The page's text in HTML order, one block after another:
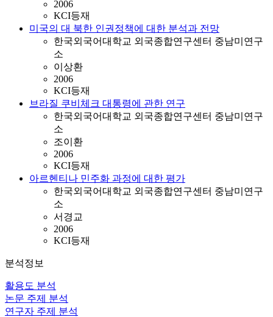
2006
KCI등재
미국의 대 북한 인권정책에 대한 분석과 전망
한국외국어대학교 외국종합연구센터 중남미연구
소
이상환
2006
KCI등재
브라질 쿠비체크 대통령에 관한 연구
한국외국어대학교 외국종합연구센터 중남미연구
소
조이환
2006
KCI등재
아르헨티나 민주화 과정에 대한 평가
한국외국어대학교 외국종합연구센터 중남미연구
소
서경교
2006
KCI등재
분석정보
활용도 분석
논문 주제 분석
연구자 주제 분석